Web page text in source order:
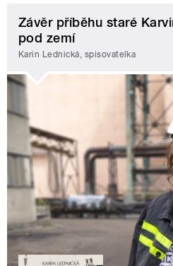
Závěr příběhu staré
pod zemí
Karin Lednická, spisovatelka